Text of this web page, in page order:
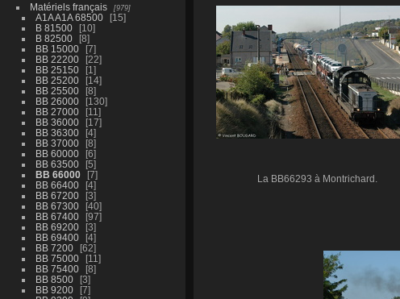
Matériels français 979
A1A A1A 68500
15
B 81500
10
B 82500
8
BB 15000
7
BB 22200
22
BB 25150
1
BB 25200
14
BB 25500
8
BB 26000
130
BB 27000
11
BB 36000
17
BB 36300
4
BB 37000
8
BB 60000
6
BB 63500
5
BB 66000
7
BB 66400
4
BB 67200
3
BB 67300
40
BB 67400
97
BB 69200
3
BB 69400
4
BB 7200
62
BB 75000
11
BB 75400
8
BB 8500
3
BB 9200
7
La BB66293 à Montrichard.